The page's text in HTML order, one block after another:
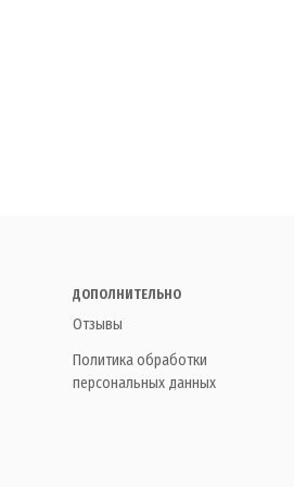
ДОПОЛНИТЕЛЬНО
Отзывы
Политика обработки
персональных данных